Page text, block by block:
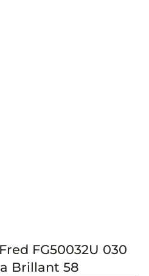
FG50032U 030
Brillant 58